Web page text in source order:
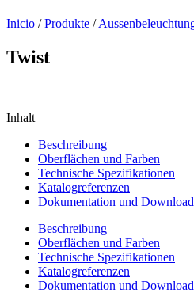
Inicio / Produkte /
Twist
Inhalt
Beschreibung
Oberflächen und Farben
Technische Spezifikationen
Katalogreferenzen
Dokumentation und
Beschreibung
Oberflächen und Farben
Technische Spezifikationen
Katalogreferenzen
Dokumentation und